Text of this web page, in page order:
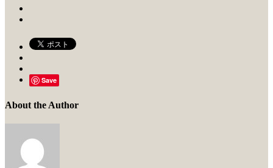
Save
About the Author